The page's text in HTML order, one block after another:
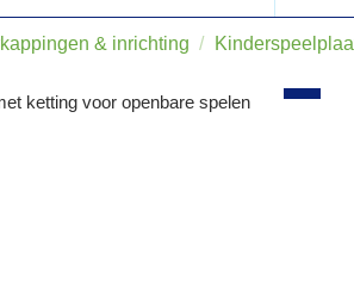
& inrichting